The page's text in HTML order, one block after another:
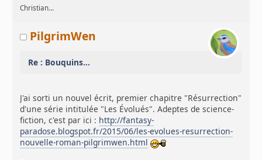
Christian...
PilgrimWen
Re : Bouquins...
J'ai sorti un nouvel écrit, premier chapitre "Résurrection"
d'une série intitulée "Les Évolués". Adeptes de science-
fiction, c'est par ici : http://fantasy-
paradose.blogspot.fr/2015/06/les-evolues-resurrection-
nouvelle-roman-pilgrimwen.html